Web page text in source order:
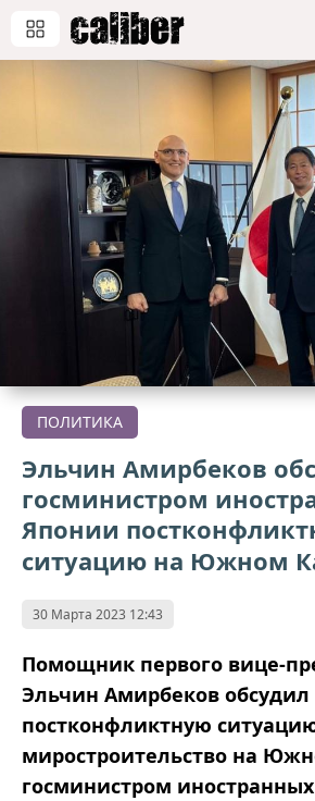
ПОЛИТИКА
Эльчин Амирбеков
госминистром
Японии
ситуацию на Южном
30 Марта 2023 12:43
Помощник первого вице-
Эльчин Амирбеков обсудил
постконфликтную
миростроительство на
госминистром